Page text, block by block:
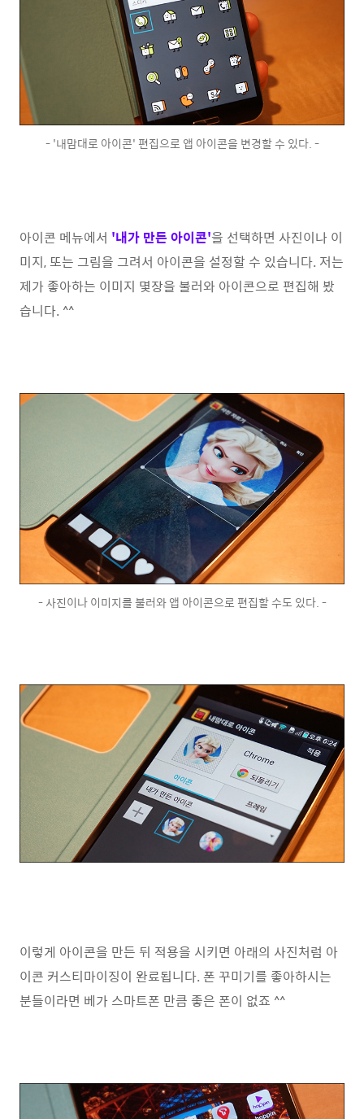
- '내맘대로 아이콘' 편집으로 앱 아이콘을 변경할 수 있다. -
아이콘 메뉴에서 '내가 만든 아이콘'을 선택하면 사진이나 이
미지, 또는 그림을 그려서 아이콘을 설정할 수 있습니다. 저는
제가 좋아하는 이미지 몇장을 불러와 아이콘으로 편집해 봤
습니다. ^^
- 사진이나 이미지를 불러와 앱 아이콘으로 편집할 수도 있다. -
이렇게 아이콘을 만든 뒤 적용을 시키면 아래의 사진처럼 아
이콘 커스티마이징이 완료됩니다. 폰 꾸미기를 좋아하시는
분들이라면 베가 스마트폰 만큼 좋은 폰이 없죠 ^^